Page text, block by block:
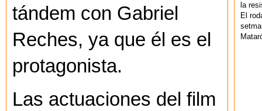
tándem con Gabriel
Reches, ya que él es el
protagonista.
Las actuaciones del film
la
El